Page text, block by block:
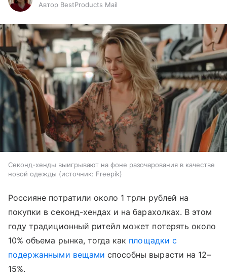
Автор BestProducts Mail
Секонд-хенды выигрывают на фоне разочарования в качестве
новой одежды
источник: Freepik
Россияне потратили около 1 трлн рублей на
покупки в секонд-хендах и на барахолках. В этом
году традиционный ритейл может потерять около
10% объема рынка, тогда как площадки с
подержанными вещами способны вырасти на 12–
15%.